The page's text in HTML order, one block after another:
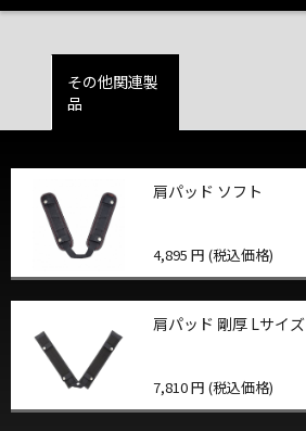
その他関連製
品
肩パッド ソフト
4,895 円 (税込価格)
肩パッド 剛厚 Lサイズ
7,810 円 (税込価格)